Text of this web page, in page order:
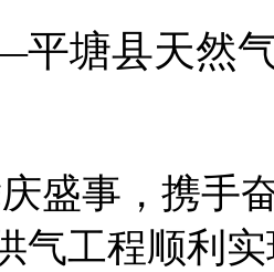
平塘县天然
盛事，携手
气工程顺利